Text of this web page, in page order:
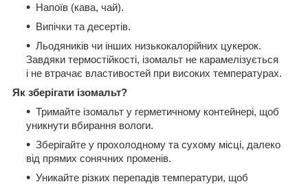
Напоїв (кава, чай).
Випічки та десертів.
Льодяників чи інших низькокалорійних цукерок.
Завдяки термостійкості, ізомальт не карамелізується
і не втрачає властивостей при високих температурах.
Як зберігати ізомальт?
Тримайте ізомальт у герметичному контейнері, щоб
уникнути вбирання вологи.
Зберігайте у прохолодному та сухому місці, далеко
від прямих сонячних променів.
Уникайте різких перепадів температури, щоб